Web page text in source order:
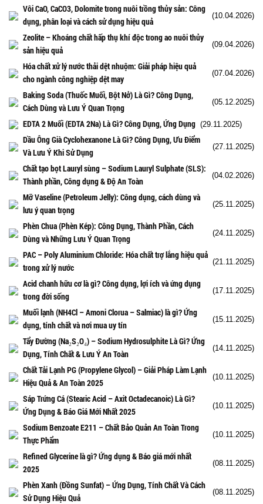
Vôi CaO, CaCO3, Dolomite trong nuôi trồng thủy sản: Công
dụng, phân loại và cách sử dụng hiệu quả
(10.04.2026)
Zeolite – Khoáng chất hấp thụ khí độc trong ao nuôi thủy
sản hiệu quả
(09.04.2026)
Hóa chất xử lý nước thải dệt nhuộm: Giải pháp hiệu quả
cho ngành công nghiệp dệt may
(07.04.2026)
Baking Soda (Thuốc Muối, Bột Nở) Là Gì? Công Dụng,
Cách Dùng và Lưu Ý Quan Trọng
(05.12.2025)
EDTA 2 Muối (EDTA 2Na) Là Gì? Công Dụng, Ứng Dụng (29.11.2025)
Dầu Ông Già Cyclohexanone Là Gì? Công Dụng, Ưu Điểm
Và Lưu Ý Khi Sử Dụng
(27.11.2025)
Chất tạo bọt Lauryl sùng – Sodium Lauryl Sulphate (SLS):
Thành phần, Công dụng & Độ An Toàn
(04.02.2026)
Mỡ Vaseline (Petroleum Jelly): Công dụng, cách dùng và
lưu ý quan trọng
(25.11.2025)
Phèn Chua (Phèn Kép): Công Dụng, Thành Phần, Cách
Dùng và Những Lưu Ý Quan Trọng
(24.11.2025)
PAC – Poly Aluminium Chloride: Hóa chất trợ lắng hiệu quả
trong xử lý nước
(21.11.2025)
Acid chanh hữu cơ là gì? Công dụng, lợi ích và ứng dụng
trong đời sống
(17.11.2025)
Muối lạnh (NH4Cl – Amoni Clorua – Salmiac) là gì? Ứng
dụng, tính chất và nơi mua uy tín
(15.11.2025)
Tẩy Đường (Na₂S₂O₄) – Sodium Hydrosulphite Là Gì? Ứng
Dụng, Tính Chất & Lưu Ý An Toàn
(14.11.2025)
Chất Tải Lạnh PG (Propylene Glycol) – Giải Pháp Làm Lạnh
Hiệu Quả & An Toàn 2025
(10.11.2025)
Sáp Trứng Cá (Stearic Acid – Axit Octadecanoic) Là Gì?
Ứng Dụng & Báo Giá Mới Nhất 2025
(10.11.2025)
Sodium Benzoate E211 – Chất Bảo Quản An Toàn Trong
Thực Phẩm
(10.11.2025)
Refined Glycerine là gì? Ứng dụng & Báo giá mới nhất
2025
(08.11.2025)
Phèn Xanh (Đồng Sunfat) – Ứng Dụng, Tính Chất Và Cách
Sử Dụng Hiệu Quả
(08.11.2025)